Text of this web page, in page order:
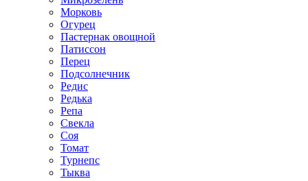
Морковь
Огурец
Пастернак овощной
Патиссон
Перец
Подсолнечник
Редис
Редька
Репа
Свекла
Соя
Томат
Турнепс
Тыква